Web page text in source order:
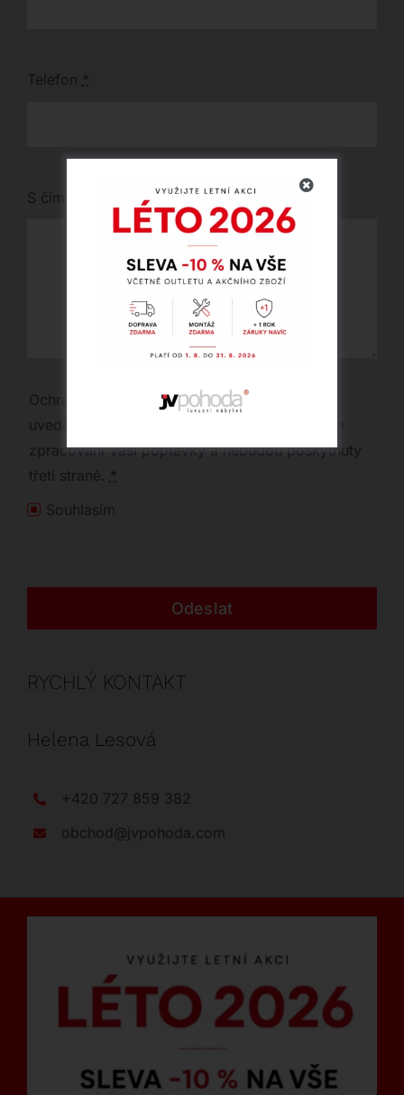
Telefon *
S čím vám můžeme pomoci?
Ochrana osobních údajů | Vaše osobní údaje
uvedené výše budou využity pouze za účelem
zpracování Vaší poptávky a nebudou poskytnuty
třetí straně. *
Souhlasím
Odeslat
RYCHLÝ KONTAKT
Helena Lesová
+420 727 859 382
obchod@jvpohoda.com